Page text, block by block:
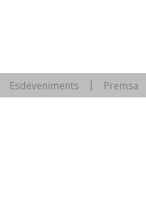
Esdeveniments Premsa